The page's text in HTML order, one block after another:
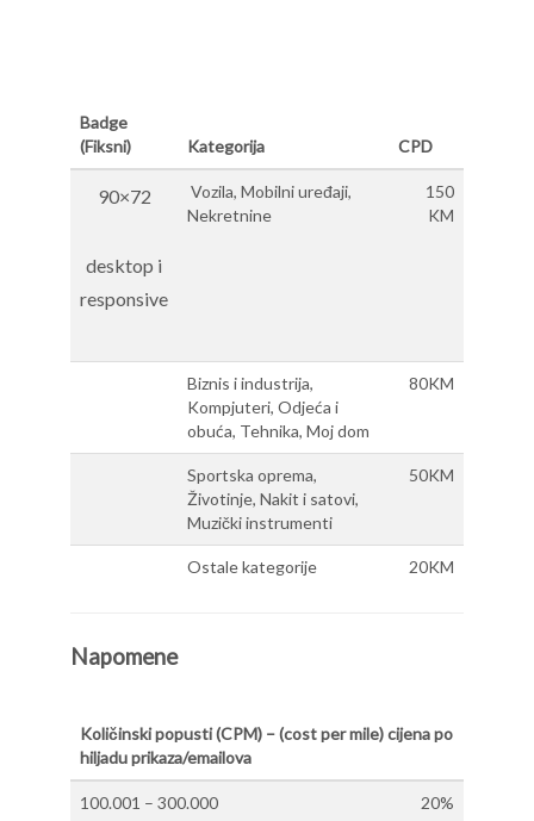
Badge
(Fiksni)
Kategorija CPD
90×72
desktop i
responsive
Vozila, Mobilni uređaji,
Nekretnine
150
KM
Biznis i industrija,
Kompjuteri, Odjeća i
obuća, Tehnika, Moj dom
80KM
Sportska oprema,
Životinje, Nakit i satovi,
Muzički instrumenti
50KM
Ostale kategorije 20KM
Napomene
Količinski popusti (CPM) – (cost per mile) cijena po
hiljadu prikaza/emailova
100.001 – 300.000 20%